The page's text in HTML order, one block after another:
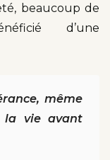
beaucoup de
d’une
même
la vie avant